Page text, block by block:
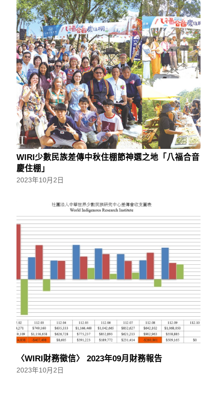
WIRI少數民族差傳中秋住棚節神選之地「八福合音
慶住棚」
2023年10月2日
〈WIRI財務徵信〉 2023年09月財務報告
2023年10月2日